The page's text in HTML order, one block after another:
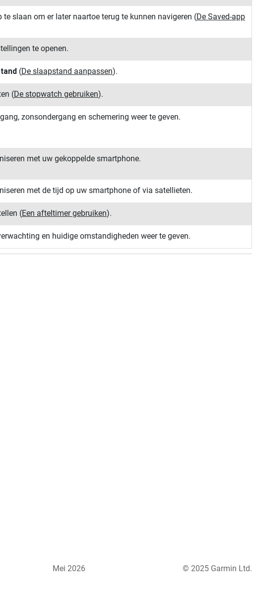
slaan om er later naartoe terug te kunnen navigeren (De Saved-app
te openen.
(De slaapstand aanpassen).
(De stopwatch gebruiken).
zonsondergang en schemering weer te geven.
met uw gekoppelde smartphone.
met de tijd op uw smartphone of via satellieten.
(Een afteltimer gebruiken).
en huidige omstandigheden weer te geven.
Mei 2026 © 2025 Garmin Ltd.